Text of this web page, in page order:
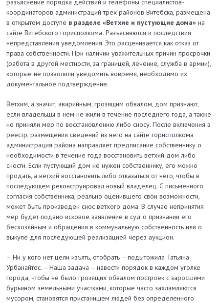
координаторов администраций трех районов Витебска, размещена
в открытом доступе в разделе «Ветхие и пустующие дома»на
сайте Витебского горисполкома. Разъясняются и последствия
непредставления уведомления. Это расценивается как отказ от
права собственности. При наличии уважительных причин просрочки
(работа в другой местности, за границей, лечение, служба в армии),
которые не позволили уведомить вовремя, необходимо их
документальное подтверждение.
Ветхим, а значит, аварийным, грозящим обвалом, дом признают,
если владельцы в нем не жили в течение последнего года, а также
не приняли мер по восстановлению либо сносу. После включения в
реестр, размещения сведений из него на сайте горисполкома
администрация района направляет предписание собственнику о
необходимости в течение года восстановить ветхий дом либо
снести. Если пустующий дом не нужен собственнику, его можно
продать, а ветхий восстановить либо отказаться от него, чтобы в
последующем реконструировал новый владелец. С письменного
согласия собственника, реально оценившего свои возможности,
может быть произведен снос ветхого дома. В случае непринятия
мер будет подано исковое заявление в суд о признании его
бесхозяйным и обращения в коммунальную собственность или о
выкупе для последующей реализацией через аукцион.
– Ни у кого нет цели изъять, отобрать -- подытожила Татьяна
Урбанайтес. -- Наша задача – навести порядок в каждом уголке
города, чтобы не было грозящих обвалом построек с заросшими
бурьяном земельными участками, которые часто захламляются
мусором, становятся пристанищем людей без определенного